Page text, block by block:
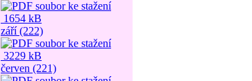
1654 kB
září (222)
3229 kB
červen (221)